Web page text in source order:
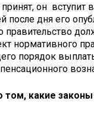
он вступит
после дня его
правительство
нормативного
порядок
том, какие